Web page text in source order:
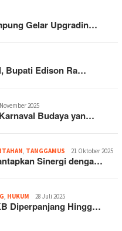
Gelar Upgradin…
Bupati Edison Ra…
2025
Budaya yan…
TANGGAMUS 21 Oktober 2025
Sinergi denga…
HUKUM 28 Juli 2025
Diperpanjang Hingg…